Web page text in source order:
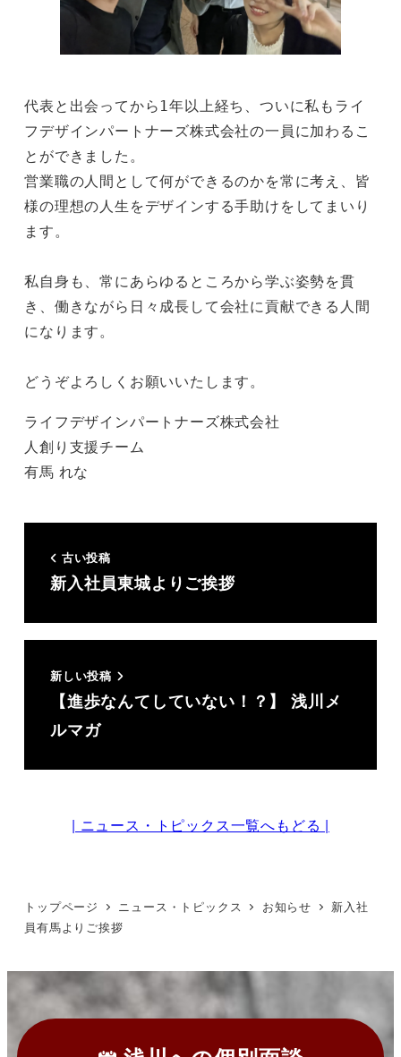
代表と出会ってから1年以上経ち、ついに私もライ
フデザインパートナーズ株式会社の一員に加わるこ
とができました。
営業職の人間として何ができるのかを常に考え、皆
様の理想の人生をデザインする手助けをしてまいり
ます。
私自身も、常にあらゆるところから学ぶ姿勢を貫
き、働きながら日々成長して会社に貢献できる人間
になります。
どうぞよろしくお願いいたします。
ライフデザインパートナーズ株式会社
人創り支援チーム
有馬 れな
古い投稿
新入社員東城よりご挨拶
新しい投稿
【進歩なんてしていない！？】 浅川メ
ルマガ
| ニュース・トピックス一覧へもどる |
トップページ ニュース・トピックス お知らせ
新入社
員有馬よりご挨拶